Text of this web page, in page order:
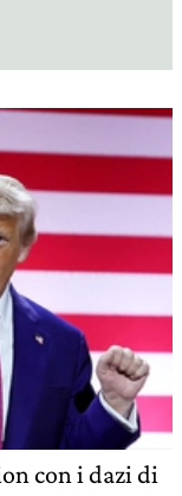
con i dazi di